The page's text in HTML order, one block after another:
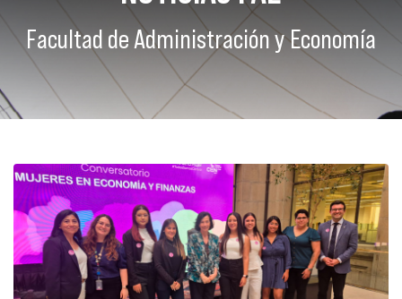
Facultad de Administración y Economía